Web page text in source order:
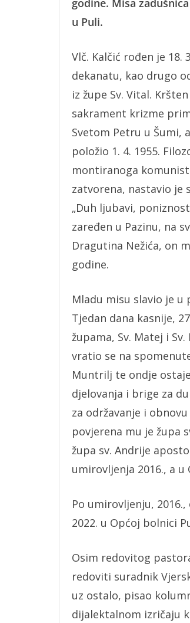
godine. Misa
u Puli.
Vlč. Kalčić rođen je
dekanatu, kao drugo
iz župe Sv. Vital.
sakrament krizme
Svetom Petru u Šumi,
položio 1. 4. 1955.
montiranoga
zatvorena, nastavio je
„Duh ljubavi,
zaređen u Pazinu, na
Dragutina Nežića, on
godine.
Mladu misu slavio je u
Tjedan dana kasnije,
župama, Sv. Matej i
vratio se na
Muntrilj te ondje
djelovanja i brige za
za održavanje i
povjerena mu je župa
župa sv. Andrije
umirovljenja 2016., a u
Po umirovljenju,
2022. u Općoj bolnici
Osim redovitog
redoviti suradnik
uz ostalo, pisao
dijalektalnom izričaju